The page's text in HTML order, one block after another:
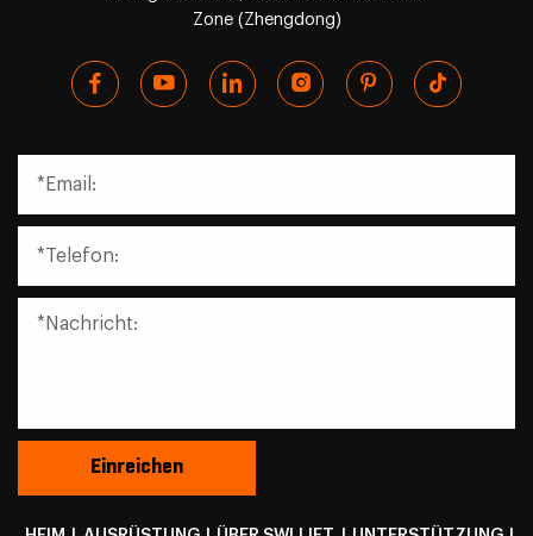
Zone (Zhengdong)